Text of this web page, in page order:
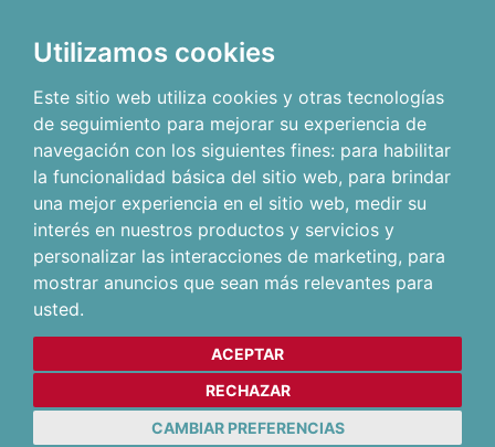
Utilizamos cookies
Este sitio web utiliza cookies y otras tecnologías
de seguimiento para mejorar su experiencia de
navegación con los siguientes fines: para habilitar
la funcionalidad básica del sitio web, para brindar
una mejor experiencia en el sitio web, medir su
interés en nuestros productos y servicios y
personalizar las interacciones de marketing, para
mostrar anuncios que sean más relevantes para
usted.
ACEPTAR
RECHAZAR
CAMBIAR PREFERENCIAS